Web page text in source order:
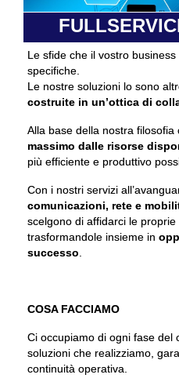
PRIVACY
CONTATTI
Le sfide che il vostro
specifiche.
Le nostre soluzioni lo sono
costruite in un’ottica di
Alla base della nostra filosofia
massimo dalle risorse
più efficiente e produttivo
Con i nostri servizi
comunicazioni, rete e
scelgono di affidarci le
trasformandole insieme in
successo
COSA FACCIAMO
Ci occupiamo di ogni fase del
soluzioni che realizziamo,
continuità operativa.